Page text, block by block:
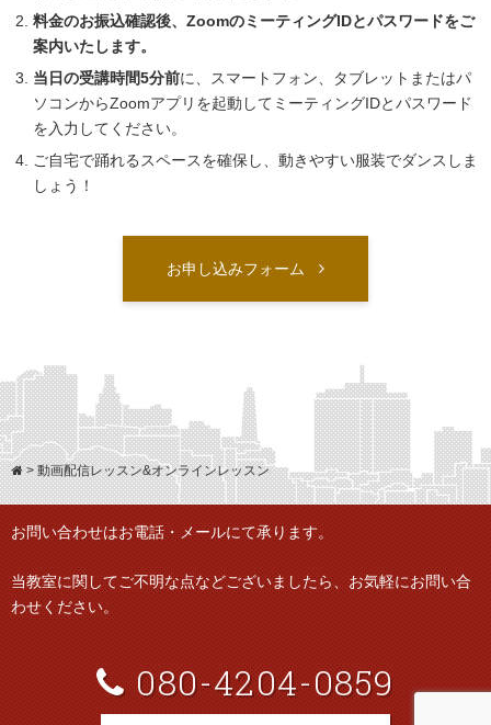
料金のお振込確認後、ZoomのミーティングIDとパスワードをご
案内いたします。
当日の受講時間5分前に、スマートフォン、タブレットまたはパ
ソコンからZoomアプリを起動してミーティングIDとパスワード
を入力してください。
ご自宅で踊れるスペースを確保し、動きやすい服装でダンスしま
しょう！
お申し込みフォーム
>動画配信レッスン&オンラインレッスン
お問い合わせはお電話・メールにて承ります。
当教室に関してご不明な点などございましたら、お気軽にお問い合
わせください。
080-4204-0859